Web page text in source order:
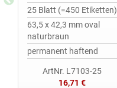
25 Blatt (=450 Etiketten)
63,5 x 42,3 mm oval
naturbraun
permanent haftend
ArtNr. L7103-25
16,71 €